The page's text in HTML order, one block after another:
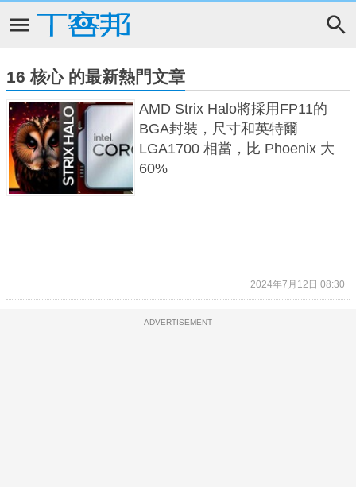
16 核心 的最新熱門文章
AMD Strix Halo將採用FP11的
BGA封裝，尺寸和英特爾
LGA1700 相當，比 Phoenix 大
60%
2024年7月12日 08:30
ADVERTISEMENT